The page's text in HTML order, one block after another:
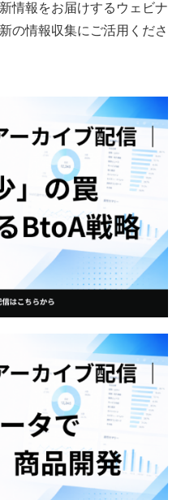
情報をお届けするウェビナ
の情報収集にご活用くださ